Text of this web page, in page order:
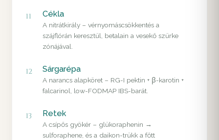
11 Cékla
A nitrátkirály – vérnyomáscsökkentés a
szájflórán keresztül, betalain a vesekő szürke
zónájával.
12 Sárgarépa
A narancs alapköret – RG-I pektin + β-karotin +
falcarinol, low-FODMAP IBS-barát.
13 Retek
A csípős gyökér – glükoraphenin →
sulforaphene, és a daikon-trükk a főtt